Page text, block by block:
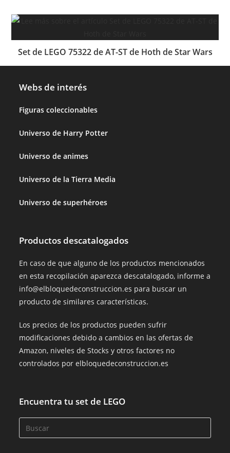
Set de LEGO 75322 de AT-ST de Hoth de Star Wars
Webs de interés
Figuras coleccionables
Universo de Harry Potter
Universo de animes
Universo de la Tierra Media
Universo de superhéroes
Productos descatalogados
En caso de que alguno de los productos mencionados
en esta recopilación aparezca descatalogado, informe a
info@elbloquedeconstruccion.es para buscar un
producto de similares características.
Los precios de los productos pueden sufrir
modificaciones debido a cambios en las ofertas de
Amazon, niveles de Stocks y otros factores no
controlados por elbloquedeconstruccion.es
Encuentra tu set de LEGO